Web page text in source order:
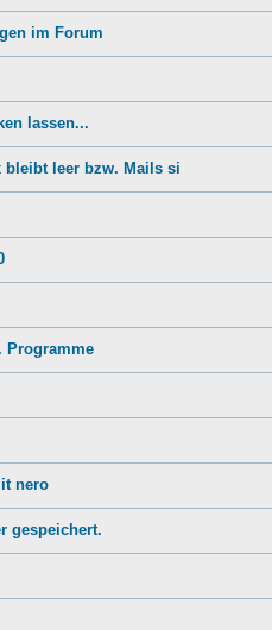
im Forum
lassen...
leer bzw. Mails si
Programme
nero
gespeichert.